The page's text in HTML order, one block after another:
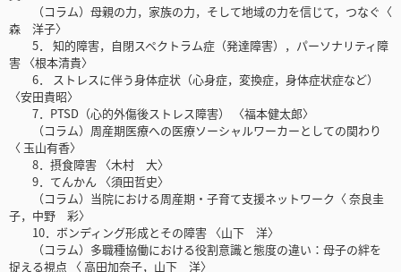
（コラム）母親の力，家族の力，そして地域の力を信じて，つなぐ〈
森 洋子〉
5． 知的障害，自閉スペクトラム症（発達障害），パーソナリティ障
害 〈根本清貴〉
6． ストレスに伴う身体症状（心身症，変換症，身体症状症など）
〈安田貴昭〉
7．PTSD（心的外傷後ストレス障害） 〈福本健太郎〉
（コラム）周産期医療への医療ソーシャルワーカーとしての関わり
〈 玉山有香〉
8．摂食障害 〈木村 大〉
9．てんかん 〈須田哲史〉
（コラム）当院における周産期・子育て支援ネットワーク〈 奈良圭
子，中野 彩〉
10．ボンディング形成とその障害 〈山下 洋〉
（コラム）多職種協働における役割意識と態度の違い：母子の絆を
捉える視点 〈 高田加奈子，山下 洋〉